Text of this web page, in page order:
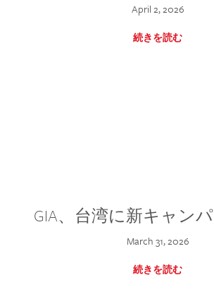
April 2, 2026
続きを読む
GIA、台湾に新キャン
March 31, 2026
続きを読む